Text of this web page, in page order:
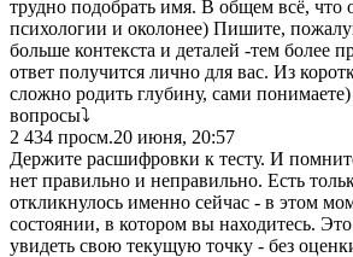
трудно подобрать имя. В общем всё, что
психологии и околонее) Пишите,
больше контекста и деталей -тем более
ответ получится лично для вас. Из
сложно родить глубину, сами
вопросы⤵️
2 434 просм.20 июня, 20:57
Держите расшифровки к тесту. И
нет правильно и неправильно. Есть
откликнулось именно сейчас - в этом
состоянии, в котором вы находитесь.
увидеть свою текущую точку - без